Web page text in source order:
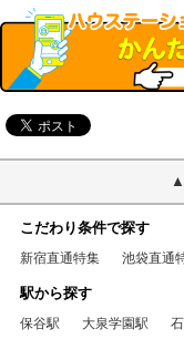
こだわり条件で探す
新宿直通特集 池袋直通
駅から探す
保谷駅 大泉学園駅